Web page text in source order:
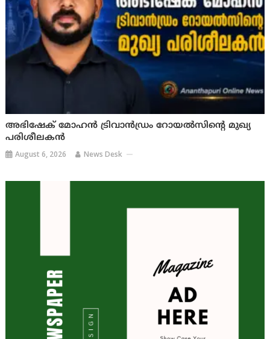
അഭിഷേക് മോഹൻ ട്രിവാൻഡ്രം റോയൽസിന്റെ മുഖ്യ
പരിശീലകൻ
August 6, 2026 News Desk